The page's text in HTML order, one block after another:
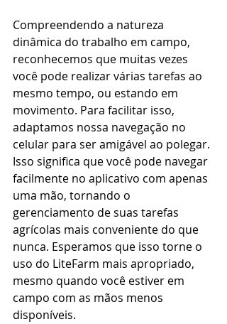
Compreendendo a natureza
dinâmica do trabalho em campo,
reconhecemos que muitas vezes
você pode realizar várias tarefas ao
mesmo tempo, ou estando em
movimento. Para facilitar isso,
adaptamos nossa navegação no
celular para ser amigável ao polegar.
Isso significa que você pode navegar
facilmente no aplicativo com apenas
uma mão, tornando o
gerenciamento de suas tarefas
agrícolas mais conveniente do que
nunca. Esperamos que isso torne o
uso do LiteFarm mais apropriado,
mesmo quando você estiver em
campo com as mãos menos
disponíveis.